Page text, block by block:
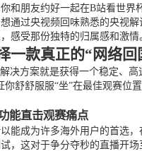
和朋友约好一起在B站看世
通过央视频回味熟悉的央视
感受那份独特的归属感和激情
一款真正的“网络回
决方案就是获得一个稳定、
你舒舒服服“坐”在最佳观赛
能直击观赛痛点
能成为许多海外用户的首选
，这对于争分夺秒的直播开场